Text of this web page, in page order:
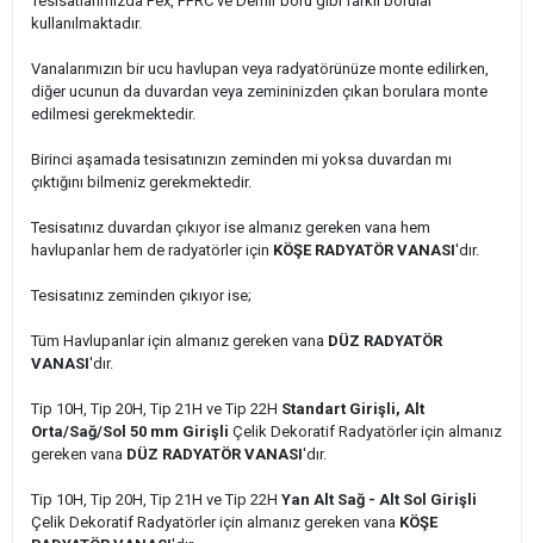
kullanılmaktadır.
Vanalarımızın bir ucu havlupan veya radyatörünüze monte edilirken,
diğer ucunun da duvardan veya zemininizden çıkan borulara monte
edilmesi gerekmektedir.
Birinci aşamada tesisatınızın zeminden mi yoksa duvardan mı
çıktığını bilmeniz gerekmektedir.
Tesisatınız duvardan çıkıyor ise almanız gereken vana hem
havlupanlar hem de radyatörler için KÖŞE RADYATÖR VANASI'dır.
Tesisatınız zeminden çıkıyor ise;
Tüm Havlupanlar için almanız gereken vana DÜZ RADYATÖR
VANASI'dır.
Tip 10H, Tip 20H, Tip 21H ve Tip 22H Standart Girişli, Alt
Orta/Sağ/Sol 50 mm Girişli Çelik Dekoratif Radyatörler için almanız
gereken vana DÜZ RADYATÖR VANASI'dır.
Tip 10H, Tip 20H, Tip 21H ve Tip 22H Yan Alt Sağ - Alt Sol Girişli
Çelik Dekoratif Radyatörler için almanız gereken vana KÖŞE